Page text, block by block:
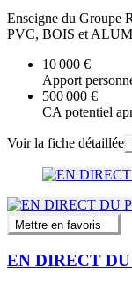
Enseigne du Groupe
PVC, BOIS et
10 000 €
Apport
500 000 €
CA potentiel
Voir la fiche détaillée
Mettre en favoris
EN DIRECT